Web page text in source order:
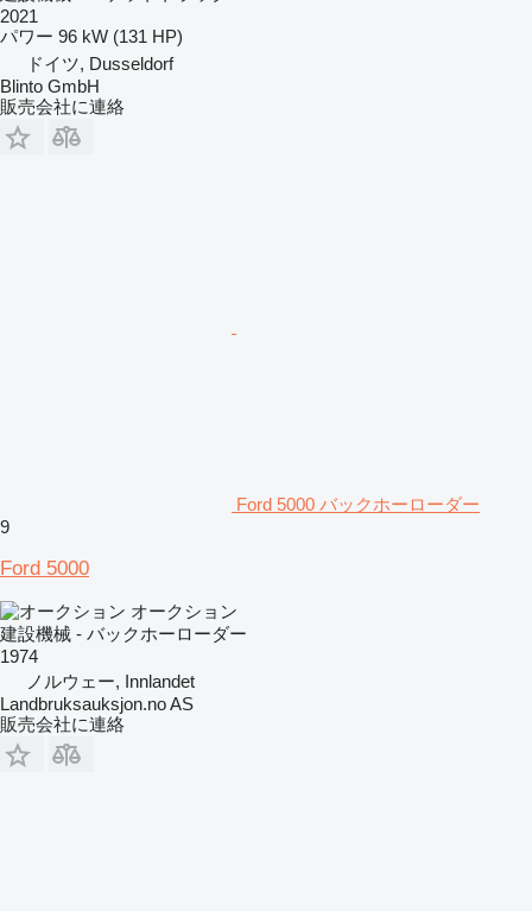
2021
パワー 96 kW (131 HP)
ドイツ, Dusseldorf
Blinto GmbH
販売会社に連絡
Ford 5000 バックホーローダー
9
Ford 5000
オークション
建設機械 - バックホーローダー
1974
ノルウェー, Innlandet
Landbruksauksjon.no AS
販売会社に連絡